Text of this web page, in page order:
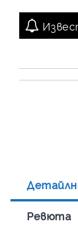
Ревюта